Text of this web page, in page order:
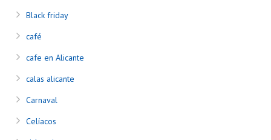
Black friday
café
cafe en Alicante
calas alicante
Carnaval
Celíacos